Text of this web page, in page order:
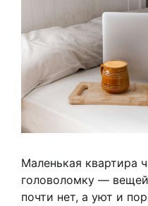
Маленькая квартира
головоломку —
почти нет, а уют и